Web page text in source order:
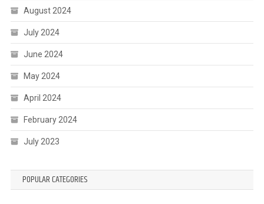
August 2024
July 2024
June 2024
May 2024
April 2024
February 2024
July 2023
POPULAR CATEGORIES